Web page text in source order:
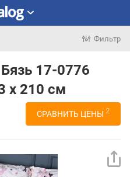
Фильтр
17-0776
x 210 см
СРАВНИТЬ ЦЕНЫ 2